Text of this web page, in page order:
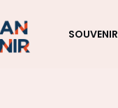
SOUVENIR